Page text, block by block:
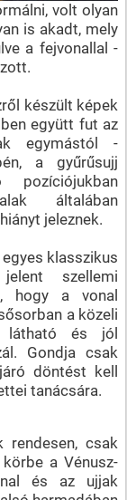
volt olyan
is akadt, mely
a fejvonallal -
készült képek
együtt fut az
egymástól -
a gyűrűsujj
általában
jeleznek.
klasszikus
szellemi
hogy a vonal
a közeli
látható és jól
Gondja csak
döntést kell
tanácsára.
rendesen, csak
a Vénusz-
és az ujjak